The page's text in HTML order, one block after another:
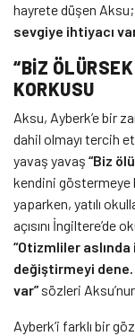
hayrete düşen Aksu;
sevgiye ihtiyacı
“BİZ
KORKUSU
Aksu, Ayberk’e bir
dahil olmayı tercih
yavaş yavaş “Biz
kendini göstermeye
yaparken, yatılı
açısını İngiltere’de
“Otizmliler aslında
değiştirmeyi dene.
var” sözleri
Ayberk’i farklı bir